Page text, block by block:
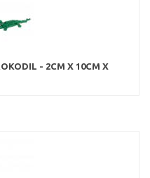
- 2CM X 10CM X